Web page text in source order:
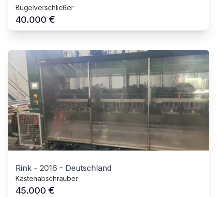
Bügelverschließer
40.000 €
Rink - 2016 - Deutschland
Kastenabschrauber
45.000 €